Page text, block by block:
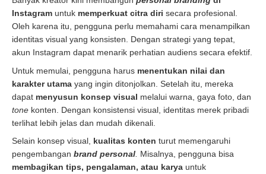
Instagram untuk memperkuat citra diri secara profesional.
Oleh karena itu, pengguna perlu memahami cara menampilkan
identitas visual yang konsisten. Dengan strategi yang tepat,
akun Instagram dapat menarik perhatian audiens secara efektif.
Untuk memulai, pengguna harus menentukan nilai dan
karakter utama yang ingin ditonjolkan. Setelah itu, mereka
dapat menyusun konsep visual melalui warna, gaya foto, dan
tone konten. Dengan konsistensi visual, identitas merek pribadi
terlihat lebih jelas dan mudah dikenali.
Selain konsep visual, kualitas konten turut memengaruhi
pengembangan brand personal Misalnya, pengguna bisa
membagikan tips, pengalaman, atau karya untuk